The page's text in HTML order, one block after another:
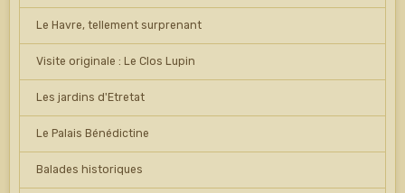
Le Havre, tellement surprenant
Visite originale : Le Clos Lupin
Les jardins d'Etretat
Le Palais Bénédictine
Balades historiques